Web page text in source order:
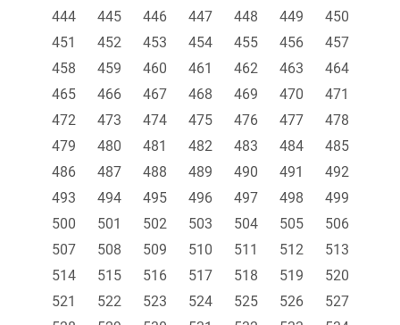
444
445 446 447 448 449
450
451
452 453 454 455 456
457
458
459 460 461 462 463
464
465
466 467 468 469 470
471
472
473 474 475 476 477
478
479
480 481 482 483 484
485
486
487 488 489 490 491
492
493
494 495 496 497 498
499
500
501 502 503 504 505
506
507
508 509 510 511 512
513
514
515 516 517 518 519
520
521
522 523 524 525 526
527